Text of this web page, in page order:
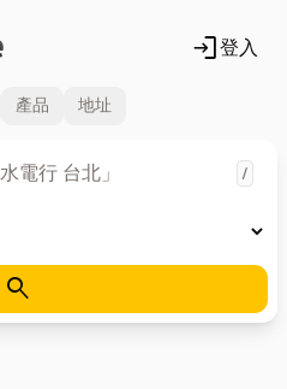
login登入
產品 地址
/
search